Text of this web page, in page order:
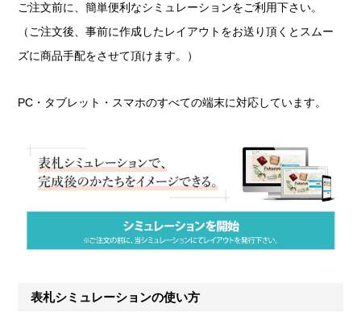
ご注文前に、簡単便利なシミュレーションをご利用下さい。
（ご注文後、事前に作成したレイアウトをお送り頂くとスムー
ズに商品手配をさせて頂けます。）
PC・タブレット・スマホのすべての端末に対応しています。
表札シミュレーションの使い方